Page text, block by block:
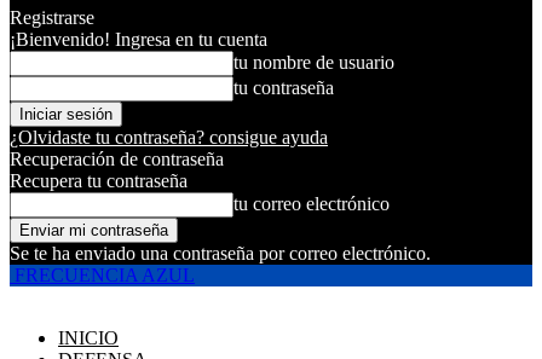
Registrarse
¡Bienvenido! Ingresa en tu cuenta
tu nombre de usuario
tu contraseña
¿Olvidaste tu contraseña? consigue ayuda
Recuperación de contraseña
Recupera tu contraseña
tu correo electrónico
Se te ha enviado una contraseña por correo electrónico.
FRECUENCIA AZUL
INICIO